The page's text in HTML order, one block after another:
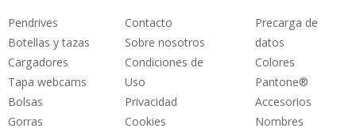
Pendrives
Botellas y tazas
Cargadores
Tapa webcams
Bolsas
Gorras
Contacto
Sobre nosotros
Condiciones de
Uso
Privacidad
Cookies
Precarga de
datos
Colores
Pantone®
Accesorios
Nombres